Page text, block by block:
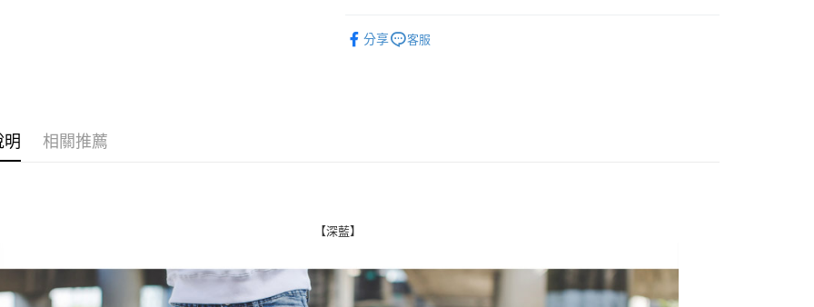
【關於「AFTEE先享後付」】
絡購買商品的店家。未經商家同意取消之訂單仍視為有效，需透過AFTEE
先享後付繳納相關費用。
※ 交易是否成功請以「AFTEE先享後付 」之結帳頁面顯示為準，若有關於
ATM付款
每筆NT$80，滿NT$1,800(含以上)免運費
每筆NT$80，滿NT$1,800(含以上)免運費
分享 客服
明 相關推薦
【深藍】